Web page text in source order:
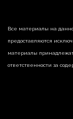
Все материалы на
предоставляются
материалы
ответственности за